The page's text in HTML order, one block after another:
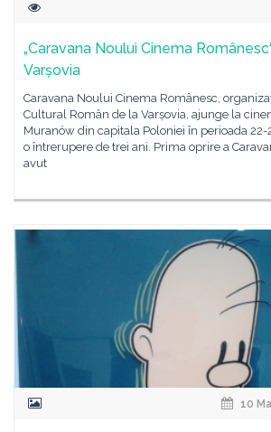
„Caravana Noului Cinema
Varșovia
Caravana Noului Cinema Românesc,
Cultural Român de la Varșovia, ajunge la
Muranów din capitala Poloniei în perioada
o întrerupere de trei ani. Prima oprire a
avut
10